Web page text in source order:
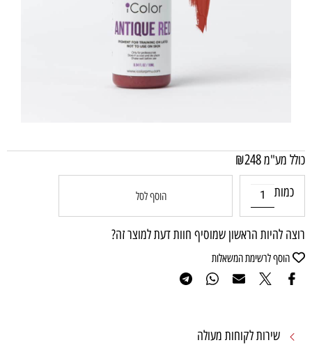
כולל מע"מ ₪248
כמות הוסף לסל
רוצה להיות הראשון שמוסיף חוות דעת למוצר זה?
הוסף לרשימת המשאלות
שירות לקוחות מעולה